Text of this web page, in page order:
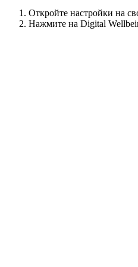
Откройте настройки на
Нажмите на Digital